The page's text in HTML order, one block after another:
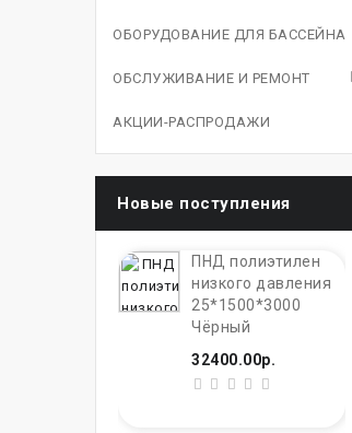
ОБОРУДОВАНИЕ ДЛЯ БАССЕЙНА
ОБСЛУЖИВАНИЕ И РЕМОНТ
АКЦИИ-РАСПРОДАЖИ
Новые поступления
ПНД полиэтилен
низкого давления
25*1500*3000
Чёрный
32400.00р.